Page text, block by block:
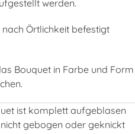
werden.
Örtlichkeit befestigt
Bouquet in Farbe und Form
ist komplett aufgeblasen
gebogen oder geknickt